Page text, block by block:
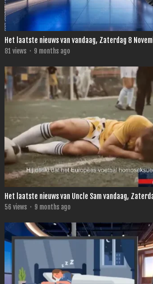
Het laatste nieuws van vandaag, Zaterdag 8
81 views · 9 months ago
Het laatste nieuws van Uncle Sam vandaag,
56 views · 9 months ago